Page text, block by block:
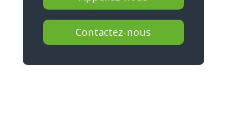
Contactez-nous